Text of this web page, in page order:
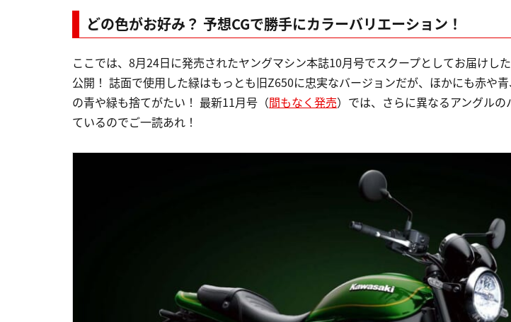
どの色がお好み？ 予想CGで勝手にカラーバリエーション！
ここでは、8月24日に発売されたヤングマシン本誌10月号でスクープとしてお届けし
公開！ 誌面で使用した緑はもっとも旧Z650に忠実なバージョンだが、ほかにも赤や
の青や緑も捨てがたい！ 最新11月号（間もなく発売）では、さらに異なるアングル
ているのでご一読あれ！